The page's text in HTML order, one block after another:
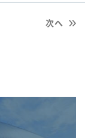
次へ